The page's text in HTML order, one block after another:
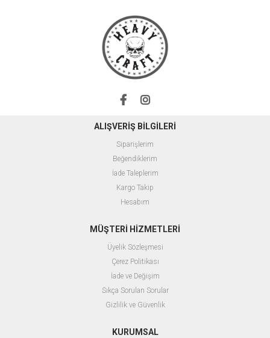
ALIŞVERİŞ BİLGİLERİ
Siparişlerim
Beğendiklerim
İade Taleplerim
Kargo Takip
Hesabım
MÜŞTERİ HİZMETLERİ
Üyelik Sözleşmesi
Çerez Politikası
İade ve Değişim
Sıkça Sorulan Sorular
Gizlilik ve Güvenlik
KURUMSAL